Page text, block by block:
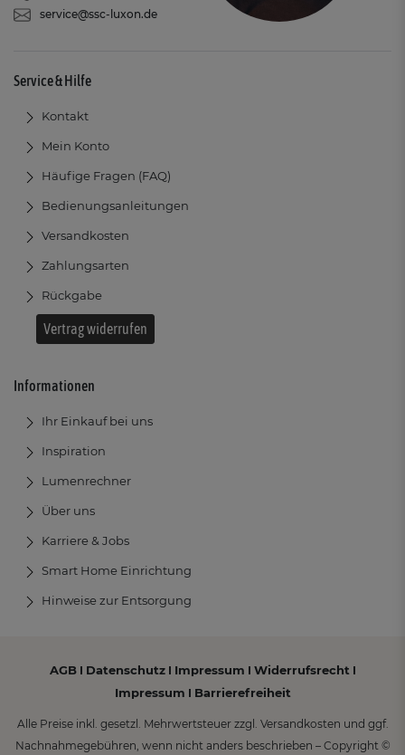
service@ssc-luxon.de
Service & Hilfe
Kontakt
Mein Konto
Häufige Fragen (FAQ)
Bedienungsanleitungen
Versandkosten
Zahlungsarten
Rückgabe
Vertrag widerrufen
Informationen
Ihr Einkauf bei uns
Inspiration
Lumenrechner
Über uns
Karriere & Jobs
Smart Home Einrichtung
Hinweise zur Entsorgung
AGBI DatenschutzI Impressum I Widerrufsrecht I
Impressum I Barrierefreiheit
Alle Preise inkl. gesetzl. Mehrwertsteuer zzgl. Versandkosten und ggf.
Nachnahmegebühren, wenn nicht anders beschrieben – Copyright ©